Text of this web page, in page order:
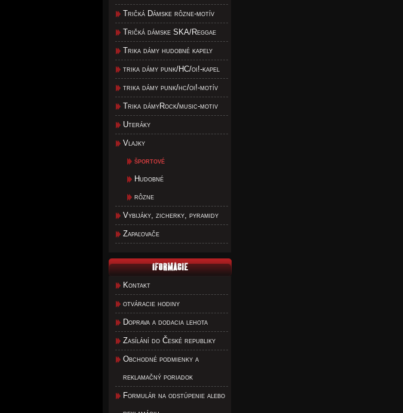
Tričká Dámske rôzne-motív
Tričká dámske SKA/Reggae
Trika dámy hudobné kapely
trika dámy punk/HC/oi!-kapel
trika dámy punk/hc/oi!-motív
Trika dámyRock/music-motiv
Uteráky
Vlajky
športové
Hudobné
rôzne
Vybijáky, zicherky, pyramidy
Zapaľovače
Kontakt
otváracie hodiny
Doprava a dodacia lehota
Zasílání do České republiky
Obchodné podmienky a
reklamačný poriadok
Formulár na odstúpenie alebo